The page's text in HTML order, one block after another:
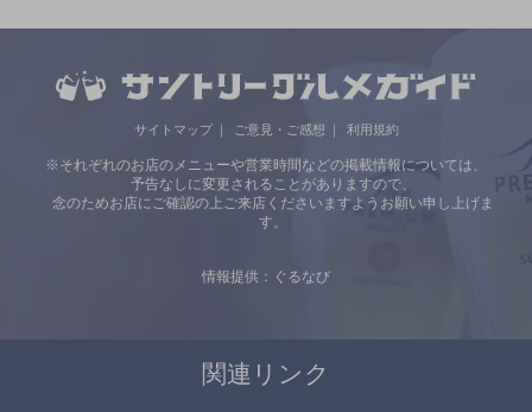
サイトマップ ご意見・ご感想 利用規約
※それぞれのお店のメニューや営業時間などの掲載情報については、
予告なしに変更されることがありますので、
念のためお店にご確認の上ご来店くださいますようお願い申し上げま
す。
情報提供：ぐるなび
関連リンク